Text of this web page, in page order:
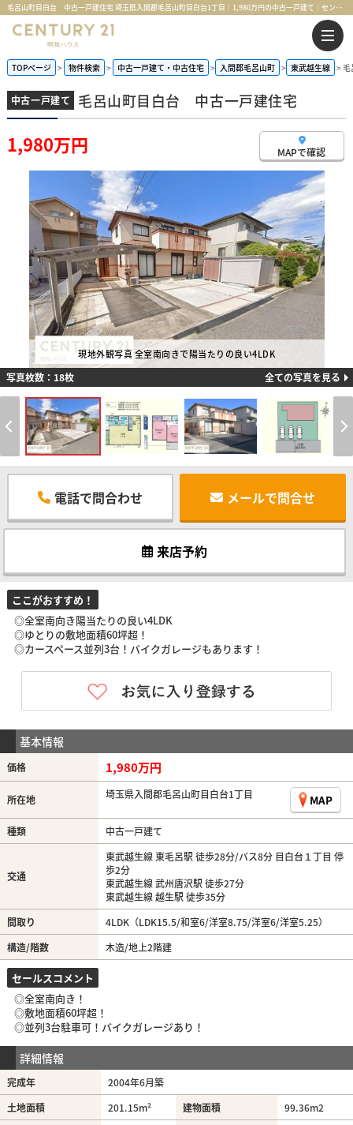
毛呂山町目白台 中古一戸建住宅 埼玉県入間郡毛呂山町目白台1丁目｜1,980万円の中古一戸建て｜センチュリー21明和ハウス
TOPページ 物件検索 中古一戸建て・中古住宅 入間郡毛呂山町 東武越生線 毛
中古一戸建て 毛呂山町目白台 中古一戸建住宅
1,980万円 MAPで確認
現地外観写真 全室南向きで陽当たりの良い4LDK
写真枚数：18枚 全ての写真を見る
電話で問合わせ メールで問合せ
来店予約
ここがおすすめ！
◎全室南向き陽当たりの良い4LDK
◎ゆとりの敷地面積60坪超！
◎カースペース並列3台！バイクガレージもあります！
基本情報
価格 1,980万円
所在地 埼玉県入間郡毛呂山町目白台1丁目 MAP
種類 中古一戸建て
交通
東武越生線 東毛呂駅 徒歩28分/バス8分 目白台１丁目 停
歩2分
東武越生線 武州唐沢駅 徒歩27分
東武越生線 越生駅 徒歩35分
間取り
4LDK（LDK15.5/和室6/洋室8.75/洋室6/洋室5.25）
構造/階数
木造/地上2階建
セールスコメント
◎全室南向き！
◎敷地面積60坪超！
◎並列3台駐車可！バイクガレージあり！
詳細情報
完成年
2004年6月築
土地面積
201.15m² 建物面積 99.36m2